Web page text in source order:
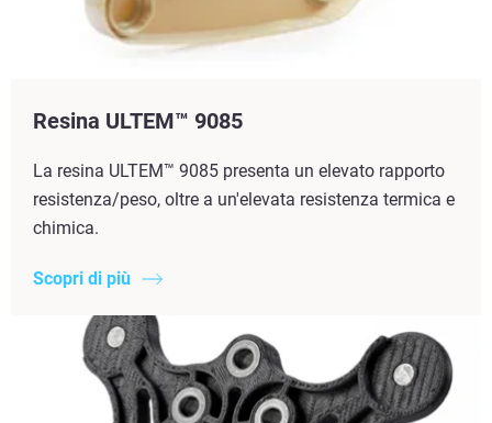
Resina ULTEM™ 9085
La resina ULTEM™ 9085 presenta un elevato rapporto
resistenza/peso, oltre a un'elevata resistenza termica e
chimica.
Scopri di più